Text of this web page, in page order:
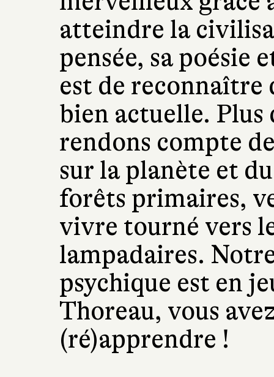
atteindre la
pensée, sa poésie
est de reconnaître
bien actuelle. Plus
rendons compte
sur la planète et
forêts primaires,
vivre tourné vers
lampadaires.
psychique est en
Thoreau, vous
(ré)apprendre !